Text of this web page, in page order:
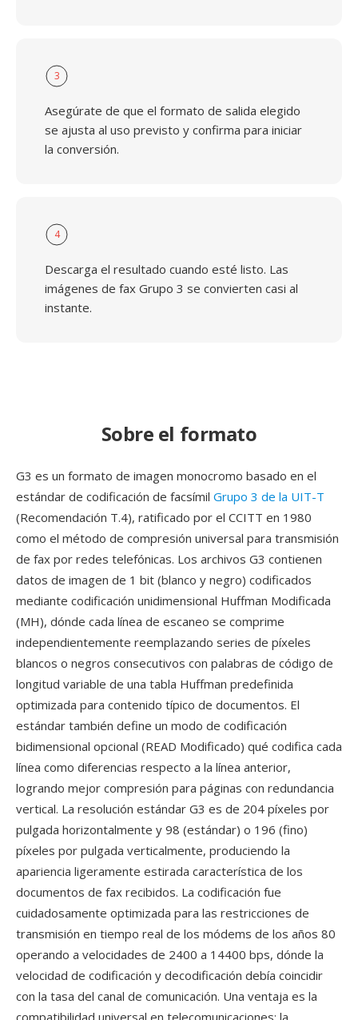
3
Asegúrate de que el formato de salida elegido
se ajusta al uso previsto y confirma para iniciar
la conversión.
4
Descarga el resultado cuando esté listo. Las
imágenes de fax Grupo 3 se convierten casi al
instante.
Sobre el formato
G3 es un formato de imagen monocromo basado en el
estándar de codificación de facsímil Grupo 3 de la UIT-T
(Recomendación T.4), ratificado por el CCITT en 1980
como el método de compresión universal para transmisión
de fax por redes telefónicas. Los archivos G3 contienen
datos de imagen de 1 bit (blanco y negro) codificados
mediante codificación unidimensional Huffman Modificada
(MH), dónde cada línea de escaneo se comprime
independientemente reemplazando series de píxeles
blancos o negros consecutivos con palabras de código de
longitud variable de una tabla Huffman predefinida
optimizada para contenido típico de documentos. El
estándar también define un modo de codificación
bidimensional opcional (READ Modificado) qué codifica cada
línea como diferencias respecto a la línea anterior,
logrando mejor compresión para páginas con redundancia
vertical. La resolución estándar G3 es de 204 píxeles por
pulgada horizontalmente y 98 (estándar) o 196 (fino)
píxeles por pulgada verticalmente, produciendo la
apariencia ligeramente estirada característica de los
documentos de fax recibidos. La codificación fue
cuidadosamente optimizada para las restricciones de
transmisión en tiempo real de los módems de los años 80
operando a velocidades de 2400 a 14400 bps, dónde la
velocidad de codificación y decodificación debía coincidir
con la tasa del canal de comunicación. Una ventaja es la
compatibilidad universal en telecomunicaciones: la